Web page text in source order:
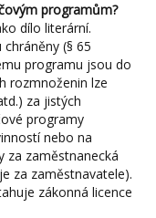
programům?
dílo literární.
(§ 65
programu jsou do
rozmnoženin lze
za jistých
programy
nebo na
za zaměstnanecká
za zaměstnavatele).
zákonná licence